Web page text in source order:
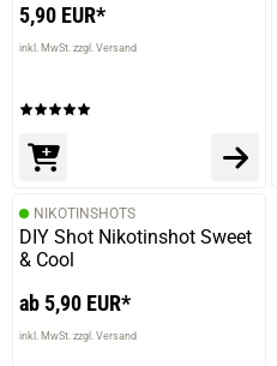
5,90 EUR*
inkl. MwSt. zzgl. Versand
NIKOTINSHOTS
DIY Shot Nikotinshot Sweet
& Cool
ab 5,90 EUR*
inkl. MwSt. zzgl. Versand